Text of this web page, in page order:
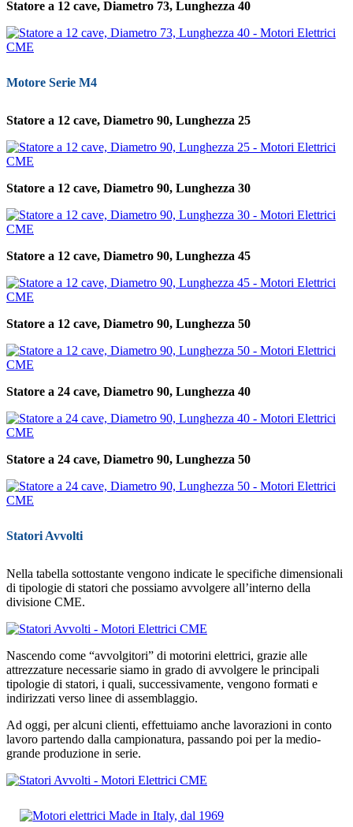
Statore a 12 cave, Diametro 73, Lunghezza 40
Motore Serie M4
Statore a 12 cave, Diametro 90, Lunghezza 25
Statore a 12 cave, Diametro 90, Lunghezza 30
Statore a 12 cave, Diametro 90, Lunghezza 45
Statore a 12 cave, Diametro 90, Lunghezza 50
Statore a 24 cave, Diametro 90, Lunghezza 40
Statore a 24 cave, Diametro 90, Lunghezza 50
Statori Avvolti
Nella tabella sottostante vengono indicate le specifiche dimensionali
di tipologie di statori che possiamo avvolgere all’interno della
divisione CME.
Nascendo come “avvolgitori” di motorini elettrici, grazie alle
attrezzature necessarie siamo in grado di avvolgere le principali
tipologie di statori, i quali, successivamente, vengono formati e
indirizzati verso linee di assemblaggio.
Ad oggi, per alcuni clienti, effettuiamo anche lavorazioni in conto
lavoro partendo dalla campionatura, passando poi per la medio-
grande produzione in serie.